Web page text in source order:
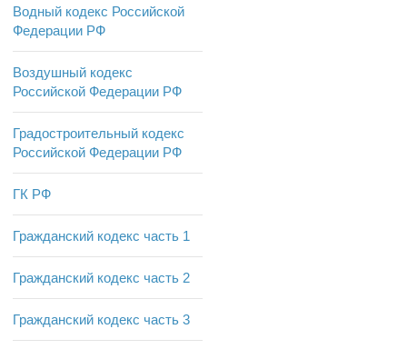
Водный кодекс Российской
Федерации РФ
Воздушный кодекс
Российской Федерации РФ
Градостроительный кодекс
Российской Федерации РФ
ГК РФ
Гражданский кодекс часть 1
Гражданский кодекс часть 2
Гражданский кодекс часть 3